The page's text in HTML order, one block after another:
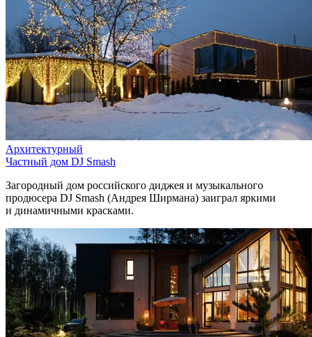
Архитектурный
Частный дом DJ Smash
Загородный дом российского диджея и музыкального
продюсера DJ Smash (Андрея Ширмана) заиграл яркими
и динамичными красками.